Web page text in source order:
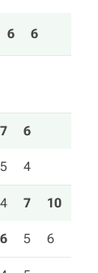
6 6
7 6
5 4
4 7 10
6 5 6